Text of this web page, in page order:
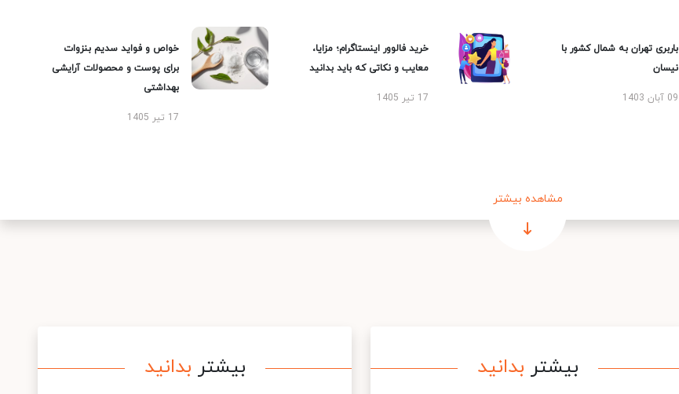
باربری تهران به شمال کشور با
نیسان
09 آبان 1403
خرید فالوور اینستاگرام؛ مزایا،
معایب و نکاتی که باید بدانید
17 تیر 1405
خواص و فواید سدیم بنزوات
برای پوست و محصولات آرایشی
بهداشتی
17 تیر 1405
مشاهده بیشتر
بیشتر بدانید بیشتر بدانید